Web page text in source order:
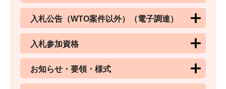
入札公告（WTO案件以外）（電子調達）
入札参加資格
お知らせ・要領・様式